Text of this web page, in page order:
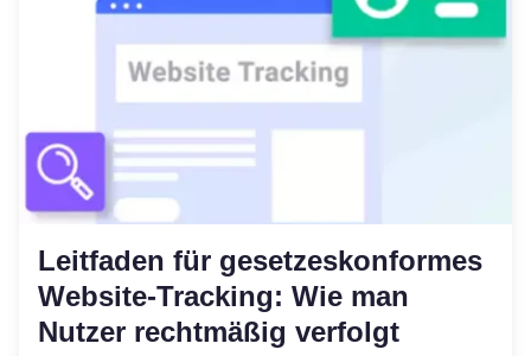
Leitfaden für gesetzeskonformes
Website-Tracking: Wie man
Nutzer rechtmäßig verfolgt